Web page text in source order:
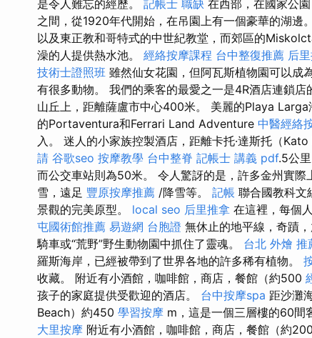
是令人難忘的經歷。 記帳士 職缺 在西部，在國家公
之間，從1920年代開始，在吊園上有一個豪華的湖邊。
以及東正教和哥特式的中世紀教堂，而郊區的
澡的人提供熱水池。 經絡按摩課程 台中整復推薦 后
技術士證照班 雖然仙女花園，但阿瓦斯植物園可以成
有很多動物。 我們的乘客的最愛之一是4R酒店連鎖
山丘上，距離薩盧市中心400米。 美麗的Playa
的Portaventura和Ferrari Land Adventure 中醫經絡
入。 迷人的小家族控製酒店，距離卡托·達斯托（
請 谷歌seo 按摩教學 台中整脊 記帳士 講義 pdf.5公里
而公交車站則為50米。 令人驚訝的是，許多金州實
雪，遠足 豐原按摩推薦 /降雪等。 記帳 聯合國教科文
景觀的完美原型。 local seo 后里推拿 在這裡，每個
屯國術館推薦 易遊網 台胞證 無休止的地平線，奇蹟
騎車或“荒野”野生動物園中抓住了靈魂。 台北 外燴 推
羅斯海岸，已經被帶到了世界各地的許多稀有植物。
收藏。 附近有小酒館，咖啡館，商店，餐館（約500
孩子的家庭提供受歡迎的酒店。 台中按摩spa 距沙灘
Beach）約450 學習按摩 m，這是一個三層樓的60間
大里按摩 附近有小酒館，咖啡館，商店，餐館（約200